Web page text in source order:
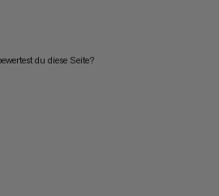
du diese Seite?